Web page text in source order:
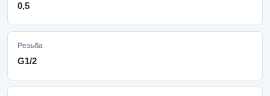
0,5
Резьба
G1/2